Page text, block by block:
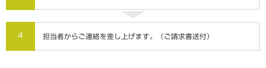
4 担当者からご連絡を差し上げます。（ご請求書送付）